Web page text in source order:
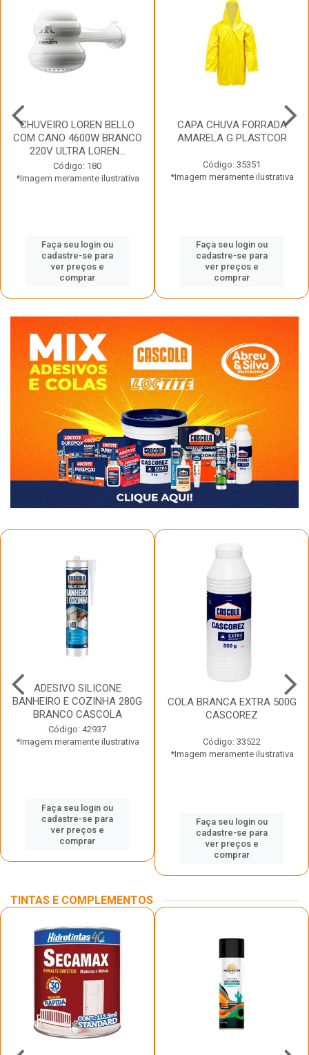
CHUVEIRO LOREN BELLO
COM CANO 4600W BRANCO
220V ULTRA LOREN...
Código: 180
*Imagem meramente ilustrativa
Faça seu login ou
cadastre-se para
ver preços e
comprar
CAPA CHUVA FORRADA
AMARELA G PLASTCOR
Código: 35351
*Imagem meramente ilustrativa
Faça seu login ou
cadastre-se para
ver preços e
comprar
ADESIVO SILICONE
BANHEIRO E COZINHA 280G
BRANCO CASCOLA
Código: 42937
*Imagem meramente ilustrativa
Faça seu login ou
cadastre-se para
ver preços e
comprar
COLA BRANCA EXTRA 500G
CASCOREZ
Código: 33522
*Imagem meramente ilustrativa
Faça seu login ou
cadastre-se para
ver preços e
comprar
TINTAS E COMPLEMENTOS